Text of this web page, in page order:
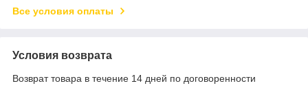
Все условия оплаты
Условия возврата
Возврат товара в течение 14 дней по договоренности